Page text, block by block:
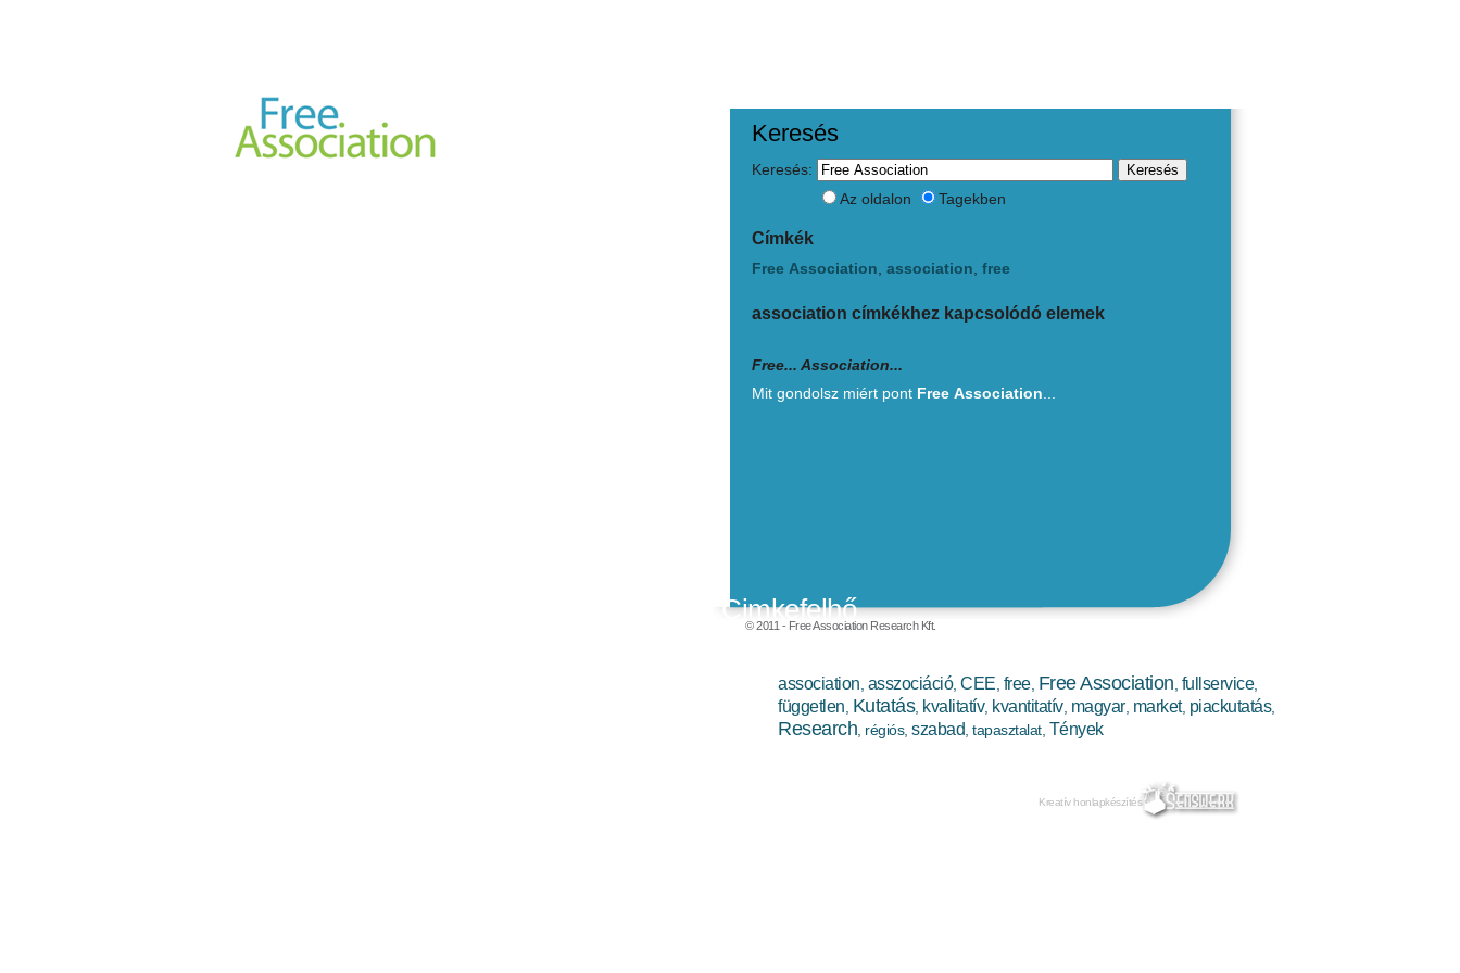
Keresés
Keresés:
Az oldalon
Tagekben
Címkék
Free Association association free
association címkékhez kapcsolódó elemek
Free... Association...
Mit gondolsz miért pont Free Association
© 2011 - Free Association Research Kft.
Cimkefelhő
association asszociáció, CEE free, Free Association fullservice,
független Kutatás, kvalitatív, kvantitatív, magyar, market, piackutatás,
Research régiós, szabad tapasztalat, Tények
Kreatív honlapkészítés